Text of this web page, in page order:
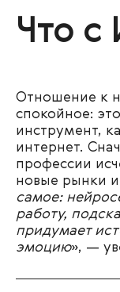
Что с
Отношение к
спокойное:
инструмент,
интернет.
профессии
новые рынки
самое:
работу,
придумает
эмоцию», —